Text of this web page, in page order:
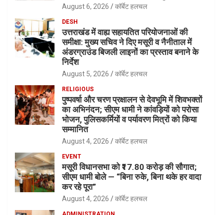
August 6, 2026 कॉर्बेट हलचल
DESH
उत्तराखंड में वाह्य सहायतित परियोजनाओं की
समीक्षा: मुख्य सचिव ने दिए मसूरी व नैनीताल में
अंडरग्राउंड बिजली लाइनों का प्रस्ताव बनाने के
निर्देश
August 5, 2026 कॉर्बेट हलचल
RELIGIOUS
पुष्पवर्षा और चरण प्रक्षालन से देवभूमि में शिवभक्तों
का अभिनंदन; सीएम धामी ने कांवड़ियों को परोसा
भोजन, पुलिसकर्मियों व पर्यावरण मित्रों को किया
सम्मानित
August 4, 2026 कॉर्बेट हलचल
EVENT
मसूरी विधानसभा को ₹17.80 करोड़ की सौगात;
सीएम धामी बोले — “बिना रुके, बिना थके हर वादा
कर रहे पूरा”
August 4, 2026 कॉर्बेट हलचल